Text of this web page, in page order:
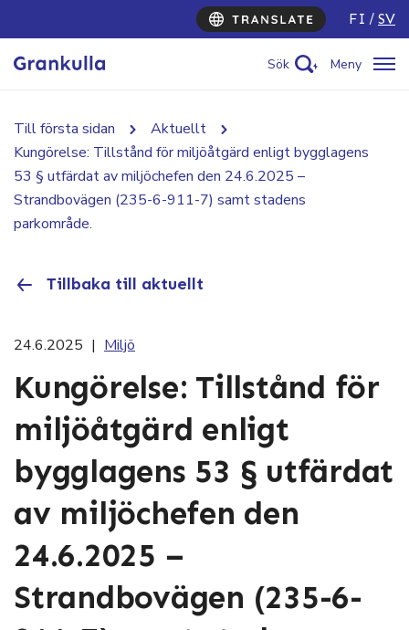
FI SV
Sök Meny
Till första sidan
Aktuellt
Kungörelse: Tillstånd för miljöåtgärd enligt bygglagens
53 § utfärdat av miljöchefen den 24.6.2025 –
Strandbovägen (235-6-911-7) samt stadens
parkområde.
Tillbaka till aktuellt
24.6.2025 | Miljö
Kungörelse: Tillstånd för
miljöåtgärd enligt
bygglagens 53 § utfärdat
av miljöchefen den
24.6.2025 –
Strandbovägen (235-6-